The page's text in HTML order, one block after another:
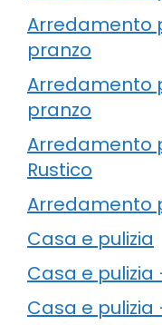
Arredamento
pranzo
Arredamento
pranzo
Arredamento
Rustico
Arredamento
Casa e pulizia
Casa e
Casa e